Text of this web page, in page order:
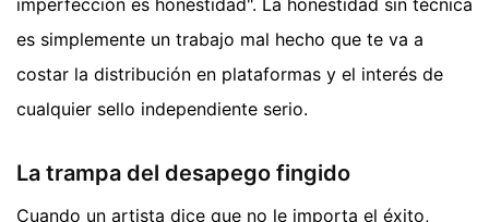
imperfección es honestidad". La honestidad sin técnica
es simplemente un trabajo mal hecho que te va a
costar la distribución en plataformas y el interés de
cualquier sello independiente serio.
La trampa del desapego fingido
Cuando un artista dice que no le importa el éxito,